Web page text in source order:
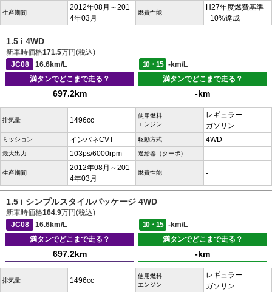
生産期間
2012年08月～201
4年03月
燃費性能
H27年度燃費基準
+10%達成
1.5 i 4WD
新車時価格171.5万円(税込)
JC08
16.6km/L 10・15
-km/L
満タンでどこまで走る？
697.2km
満タンでどこまで走る？
-km
排気量 1496cc
使用燃料
エンジン
レギュラー
ガソリン
ミッション インパネCVT 駆動方式 4WD
最大出力 103ps/6000rpm 過給器（ターボ） -
生産期間
2012年08月～201
4年03月
燃費性能 -
1.5 i シンプルスタイルパッケージ 4WD
新車時価格164.9万円(税込)
JC08
16.6km/L 10・15
-km/L
満タンでどこまで走る？
697.2km
満タンでどこまで走る？
-km
排気量 1496cc
使用燃料
エンジン
レギュラー
ガソリン